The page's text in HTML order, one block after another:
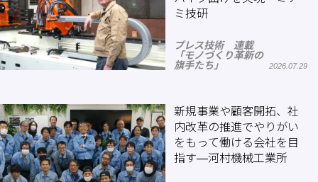
ミ技研
プレス技術 連載
「モノづくり革新の
旗手たち」
2026.07.29
新規事業や顧客開拓、社
内改革の推進でやりがい
をもって働ける会社を目
指す―河村機械工業所